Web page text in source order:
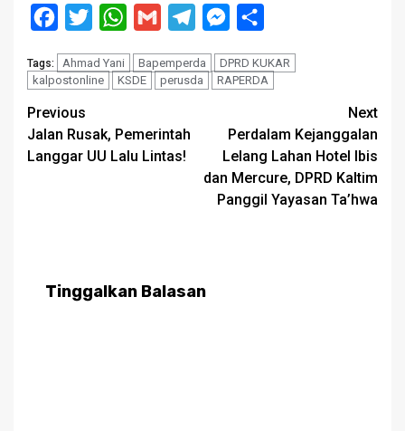
Facebook
Twitter WhatsApp
Gmail TelegramMessenger
Tags: Ahmad Yani Bapemperda
DPRD KUKAR
kalpostonline
KSDE perusda RAPERDA
Post
navigation
Previous
Jalan Rusak, Pemerintah
Langgar UU Lalu Lintas!
Next
Perdalam Kejanggalan
Lelang Lahan Hotel Ibis
dan Mercure, DPRD Kaltim
Panggil Yayasan Ta’hwa
Tinggalkan Balasan